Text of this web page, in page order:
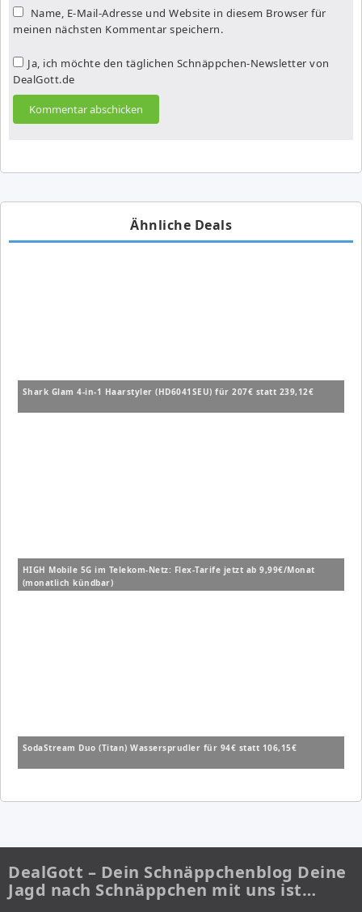
Name, E-Mail-Adresse und Website in diesem Browser für
meinen nächsten Kommentar speichern.
Ja, ich möchte den täglichen Schnäppchen-Newsletter von
DealGott.de
Ähnliche Deals
Shark Glam 4-in-1 Haarstyler (HD6041SEU) für 207€ statt 239,12€
HIGH Mobile 5G im Telekom-Netz: Flex-Tarife jetzt ab 9,99€/Monat
(monatlich kündbar)
SodaStream Duo (Titan) Wassersprudler für 94€ statt 106,15€
DealGott – Dein Schnäppchenblog Deine
Jagd nach Schnäppchen mit uns ist…